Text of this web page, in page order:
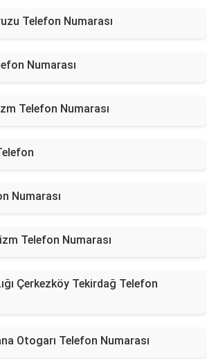
Telefon Numarası
Numarası
Telefon Numarası
Numarası
Telefon Numarası
Çerkezköy Tekirdağ Telefon
Otogarı Telefon Numarası